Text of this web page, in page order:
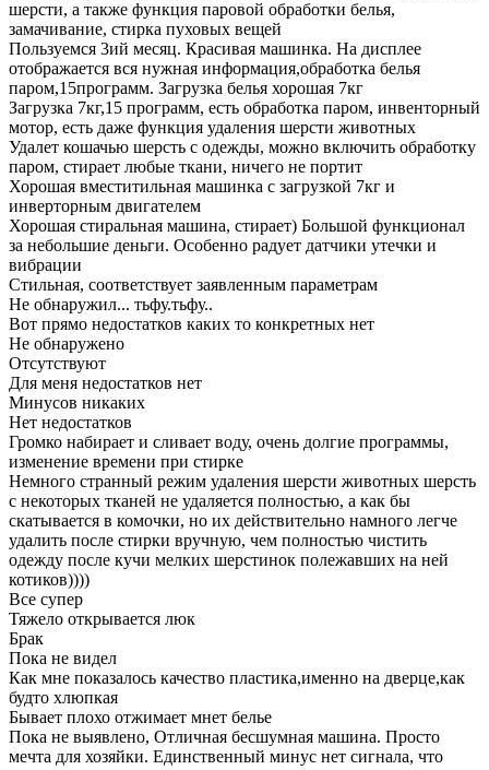
шерсти, а также функция паровой обработки белья,
замачивание, стирка пуховых вещей
Пользуемся 3ий месяц. Красивая машинка. На дисплее
отображается вся нужная информация,обработка белья
паром,15программ. Загрузка белья хорошая 7кг
Загрузка 7кг,15 программ, есть обработка паром, инвенторный
мотор, есть даже функция удаления шерсти животных
Удалет кошачью шерсть с одежды, можно включить обработку
паром, стирает любые ткани, ничего не портит
Хорошая вместитильная машинка с загрузкой 7кг и
инверторным двигателем
Хорошая стиральная машина, стирает) Большой функционал
за небольшие деньги. Особенно радует датчики утечки и
вибрации
Стильная, соответствует заявленным параметрам
Не обнаружил... тьфу.тьфу..
Вот прямо недостатков каких то конкретных нет
Не обнаружено
Отсутствуют
Для меня недостатков нет
Минусов никаких
Нет недостатков
Громко набирает и сливает воду, очень долгие программы,
изменение времени при стирке
Немного странный режим удаления шерсти животных шерсть
с некоторых тканей не удаляется полностью, а как бы
скатывается в комочки, но их действительно намного легче
удалить после стирки вручную, чем полностью чистить
одежду после кучи мелких шерстинок полежавших на ней
котиков))))
Все супер
Тяжело открывается люк
Брак
Пока не видел
Как мне показалось качество пластика,именно на дверце,как
будто хлюпкая
Бывает плохо отжимает мнет белье
Пока не выявлено, Отличная бесшумная машина. Просто
мечта для хозяйки. Единственный минус нет сигнала, что